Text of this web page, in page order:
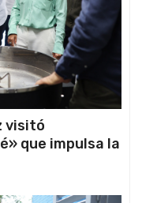
visitó
que impulsa la